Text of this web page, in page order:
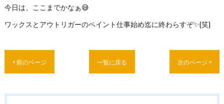
今日は、ここまでかなぁ😅
ワックスとアウトリガーのペイント仕事始め迄に終わらすぞ✨(笑)
< 前のページ 一覧に戻る 次のページ >